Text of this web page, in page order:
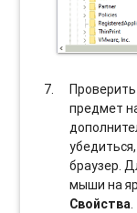
предмет
браузер.
мыши на
Свойства